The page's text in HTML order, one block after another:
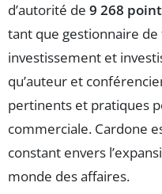
d’autorité de 9 268
tant que gestionnaire de
investissement et
qu’auteur et
pertinents et pratiques
commerciale. Cardone
constant envers
monde des affaires.